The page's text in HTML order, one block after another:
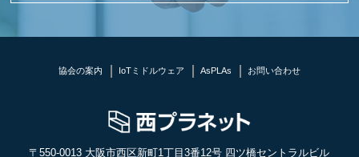
協会の案内 IoTミドルウェア AsPLAs お問い合わせ
〒550-0013 大阪市西区新町1丁目3番12号 四ツ橋セントラルビル